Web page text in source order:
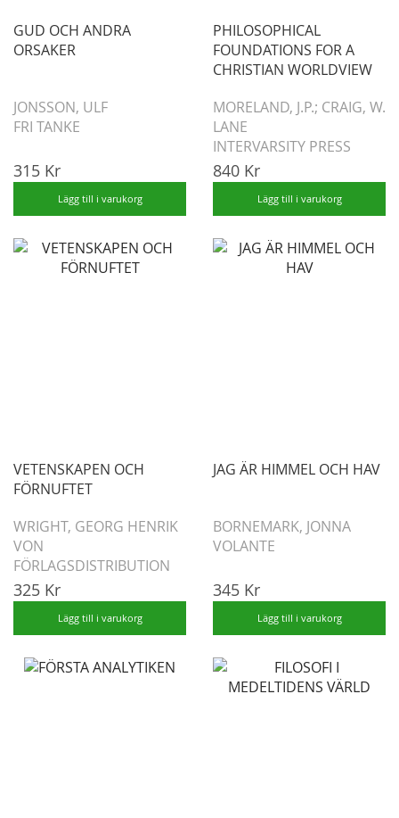
GUD OCH ANDRA
ORSAKER
JONSSON, ULF
FRI TANKE
315 Kr
Lägg till i varukorg
PHILOSOPHICAL
FOUNDATIONS FOR A
CHRISTIAN WORLDVIEW
MORELAND, J.P.; CRAIG, W.
LANE
INTERVARSITY PRESS
840 Kr
Lägg till i varukorg
VETENSKAPEN OCH
FÖRNUFTET
WRIGHT, GEORG HENRIK
VON
FÖRLAGSDISTRIBUTION
325 Kr
Lägg till i varukorg
JAG ÄR HIMMEL OCH HAV
BORNEMARK, JONNA
VOLANTE
345 Kr
Lägg till i varukorg